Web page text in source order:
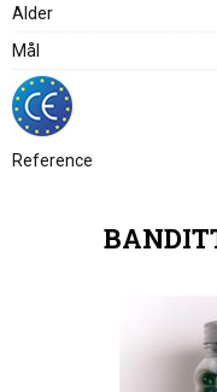
Alder
Mål
Reference